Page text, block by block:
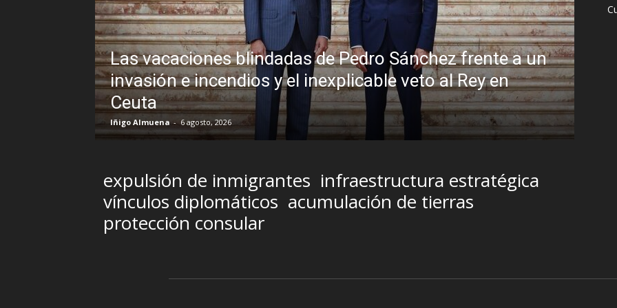
frente a un
veto al Rey en
Sin disimulo: la peligrosa promiscuidad institucional
Brasil y la sombra del Foro de São Paulo
R.C. Gómez 5 agosto, 2026
expulsión de inmigrantes infraestructura estratégica
vínculos diplomáticos acumulación de tierras
protección consular